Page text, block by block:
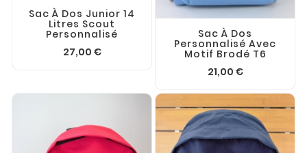
Sac À Dos Junior 14
Litres Scout
Personnalisé
27,00 €
Sac À Dos
Personnalisé Avec
Motif Brodé T6
21,00 €